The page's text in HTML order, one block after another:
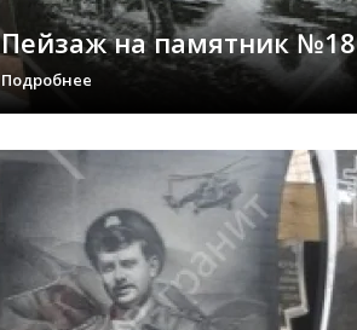
Пейзаж на памятник №18
Подробнее